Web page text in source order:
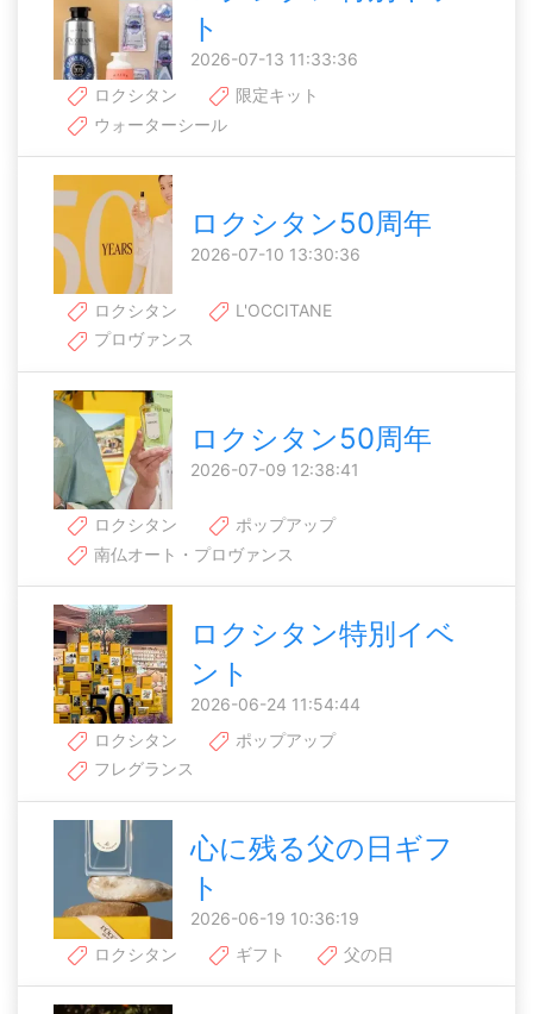
ト
2026-07-13 11:33:36
ロクシタン
限定キット
ウォーターシール
ロクシタン50周年
2026-07-10 13:30:36
ロクシタン
L'OCCITANE
プロヴァンス
ロクシタン50周年
2026-07-09 12:38:41
ロクシタン
ポップアップ
南仏オート・プロヴァンス
ロクシタン特別イベ
ント
2026-06-24 11:54:44
ロクシタン
ポップアップ
フレグランス
心に残る父の日ギフ
ト
2026-06-19 10:36:19
ロクシタン
ギフト 父の日